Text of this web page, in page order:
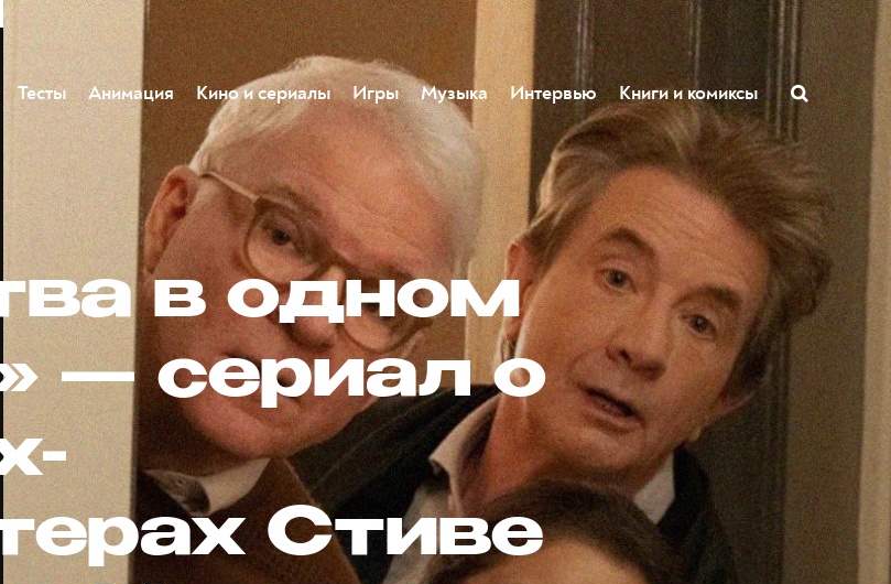
Тесты Анимация Кино и сериалы Игры Музыка Интервью Книги и комиксы
в одном
— сериал о
Стиве